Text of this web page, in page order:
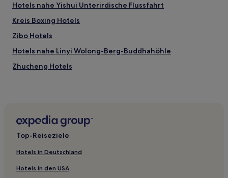
Hotels nahe Yishui Unterirdische Flussfahrt
Kreis Boxing Hotels
Zibo Hotels
Hotels nahe Linyi Wolong-Berg-Buddhahöhle
Zhucheng Hotels
Hotels nahe Laiwu Hua Berg
Jiyang Hotels
Guangrao Hotels
Hotels nahe Weifang Linqu Laolongwan Landschaftsresort
Top-Reiseziele
Hotels in Deutschland
Hotels in den USA